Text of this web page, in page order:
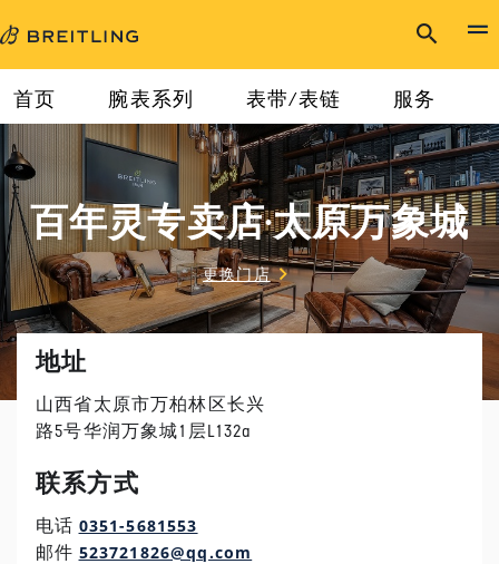
首页 腕表系列 表带/表链 服务
百年灵专卖店·太原万象城
更换门店
地址
山西省太原市万柏林区长兴
路5号华润万象城1层L132a
联系方式
电话 0351-5681553
邮件 523721826@qq.com